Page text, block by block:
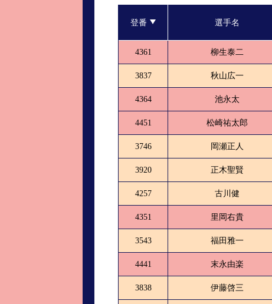
ムービー集
登番 選手名
4361 柳生泰二
3837 秋山広一
4364 池永太
4451 松崎祐太郎
3746 岡瀬正人
3920 正木聖賢
4257 古川健
4351 里岡右貴
3543 福田雅一
4441 末永由楽
3838 伊藤啓三